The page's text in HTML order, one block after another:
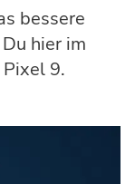
bessere
hier im
9.